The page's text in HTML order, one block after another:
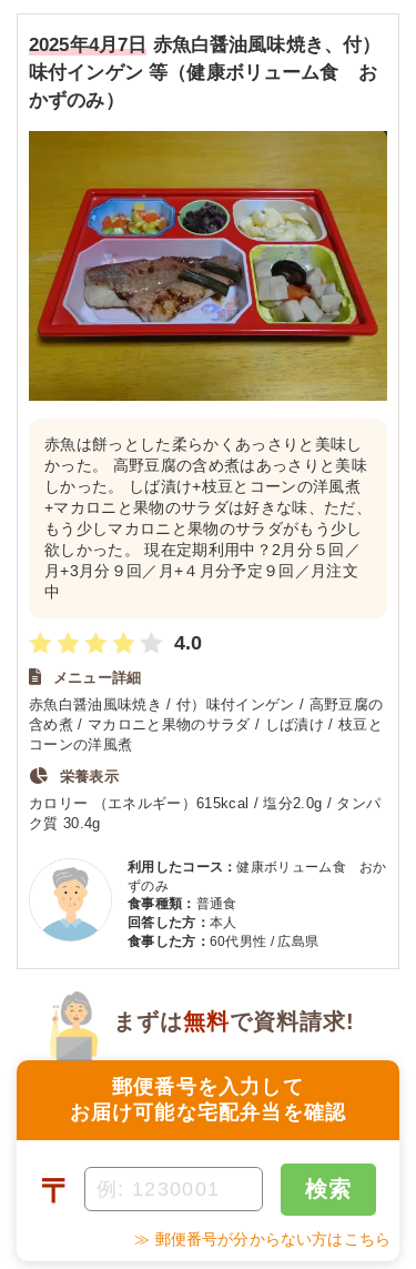
2025年4月7日 赤魚白醤油風味焼き、付）
味付インゲン 等 （健康ボリューム食 お
かずのみ）
4.0
メニュー詳細
赤魚白醤油風味焼き / 付）味付インゲン / 高野豆腐の
含め煮 / マカロニと果物のサラダ / しば漬け / 枝豆と
コーンの洋風煮
栄養表示
カロリー （エネルギー）615kcal / 塩分2.0g / タンパ
ク質 30.4g
赤魚は餅っとした柔らかくあっさりと美味し
かった。 高野豆腐の含め煮はあっさりと美味
しかった。 しば漬け+枝豆とコーンの洋風煮
+マカロニと果物のサラダは好きな味、ただ、
もう少しマカロニと果物のサラダがもう少し
欲しかった。 現在定期利用中？2月分５回／
月+3月分９回／月+４月分予定９回／月注文
中
利用したコース：健康ボリューム食 おか
ずのみ
食事種類： 普通食
回答した方： 本人
食事した方： 60代男性 / 広島県
郵便番号を入力して
お届け可能な宅配弁当を確認
まずは無料で資料請求!
〒 検索
≫ 郵便番号が分からない方はこちら